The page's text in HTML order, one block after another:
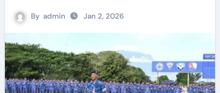
By admin Jan 2, 2026